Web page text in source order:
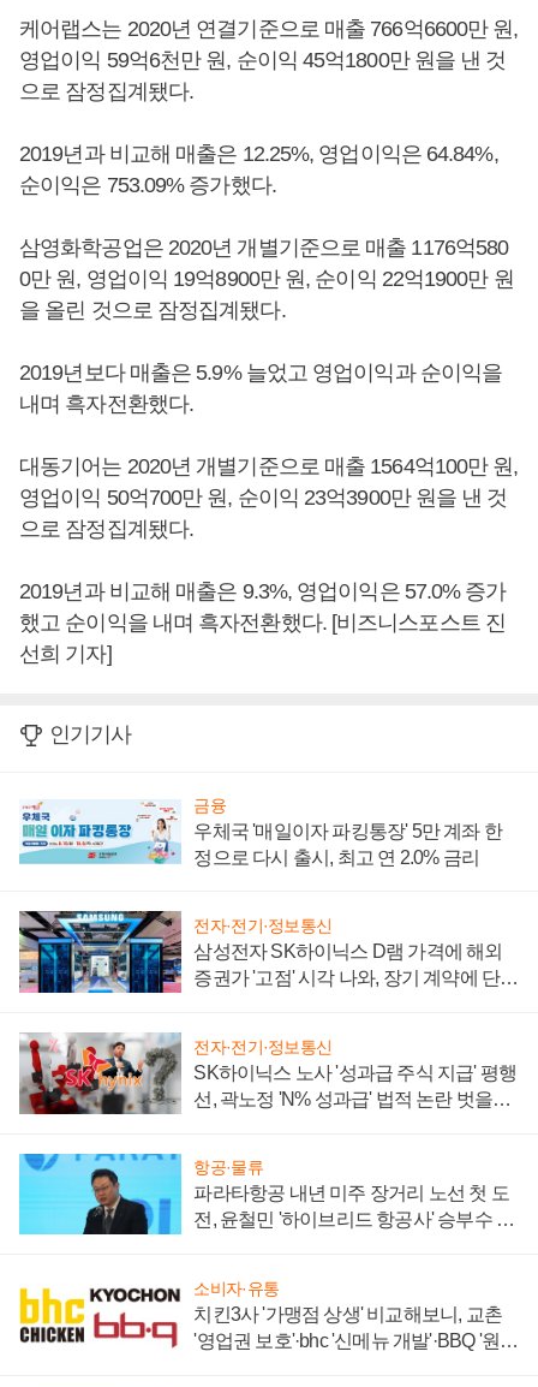
케어랩스는 2020년 연결기준으로 매출 766억6600만 원,
영업이익 59억6천만 원, 순이익 45억1800만 원을 낸 것
으로 잠정집계됐다.
2019년과 비교해 매출은 12.25%, 영업이익은 64.84%,
순이익은 753.09% 증가했다.
삼영화학공업은 2020년 개별기준으로 매출 1176억580
0만 원, 영업이익 19억8900만 원, 순이익 22억1900만 원
을 올린 것으로 잠정집계됐다.
2019년보다 매출은 5.9% 늘었고 영업이익과 순이익을
내며 흑자전환했다.
대동기어는 2020년 개별기준으로 매출 1564억100만 원,
영업이익 50억700만 원, 순이익 23억3900만 원을 낸 것
으로 잠정집계됐다.
2019년과 비교해 매출은 9.3%, 영업이익은 57.0% 증가
했고 순이익을 내며 흑자전환했다. [비즈니스포스트 진
선희 기자]
인기기사
금융
우체국 '매일이자 파킹통장' 5만 계좌 한
정으로 다시 출시, 최고 연 2.0% 금리
전자·전기·정보통신
삼성전자 SK하이닉스 D램 가격에 해외
증권가 '고점' 시각 나와, 장기 계약에 단점
전자·전기·정보통신
SK하이닉스 노사 '성과급 주식 지급' 평행
선, 곽노정 'N% 성과급' 법적 논란 벗을지
항공·물류
파라타항공 내년 미주 장거리 노선 첫 도
전, 윤철민 '하이브리드 항공사' 승부수 통
소비자·유통
치킨3사 '가맹점 상생' 비교해보니, 교촌
'영업권 보호'·bhc '신메뉴 개발'·BBQ '원가